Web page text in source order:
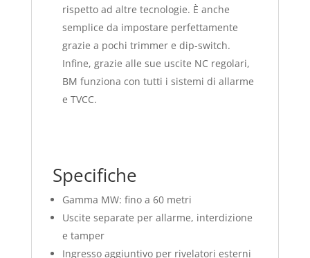
rispetto ad altre tecnologie. È anche
semplice da impostare perfettamente
grazie a pochi trimmer e dip-switch.
Infine, grazie alle sue uscite NC regolari,
BM funziona con tutti i sistemi di allarme
e TVCC.
Specifiche
Gamma MW: fino a 60 metri
Uscite separate per allarme, interdizione
e tamper
Ingresso aggiuntivo per rivelatori esterni